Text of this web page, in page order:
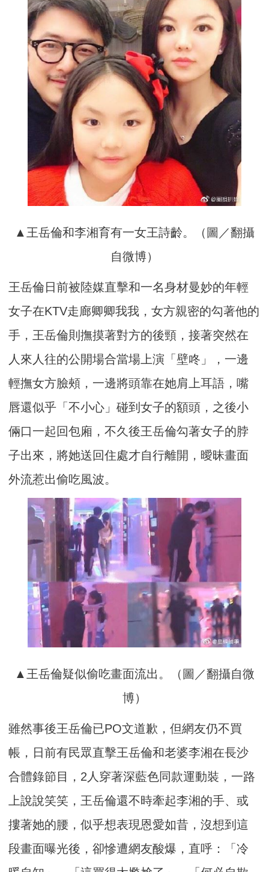
▲王岳倫和李湘育有一女王詩齡。（圖／翻攝
自微博）
王岳倫日前被陸媒直擊和一名身材曼妙的年輕
女子在KTV走廊卿卿我我，女方親密的勾著他的
手，王岳倫則撫摸著對方的後頸，接著突然在
人來人往的公開場合當場上演「壁咚」，一邊
輕撫女方臉頰，一邊將頭靠在她肩上耳語，嘴
唇還似乎「不小心」碰到女子的額頭，之後小
倆口一起回包廂，不久後王岳倫勾著女子的脖
子出來，將她送回住處才自行離開，曖昧畫面
外流惹出偷吃風波。
▲王岳倫疑似偷吃畫面流出。（圖／翻攝自微
博）
雖然事後王岳倫已PO文道歉，但網友仍不買
帳，日前有民眾直擊王岳倫和老婆李湘在長沙
合體錄節目，2人穿著深藍色同款運動裝，一路
上說說笑笑，王岳倫還不時牽起李湘的手、或
摟著她的腰，似乎想表現恩愛如昔，沒想到這
段畫面曝光後，卻慘遭網友酸爆，直呼：「冷